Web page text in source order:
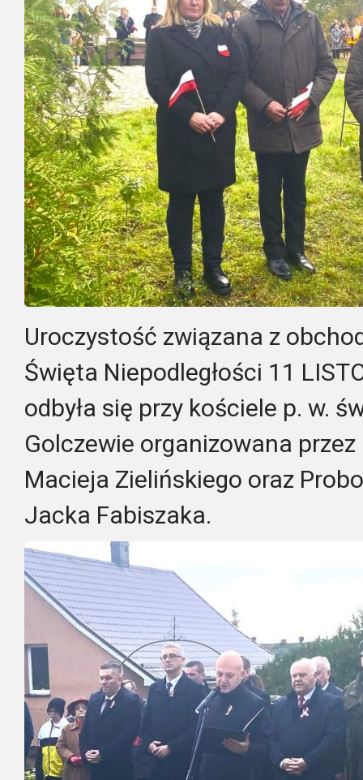
Uroczystość związana z
Święta Niepodległości 11
odbyła się przy kościele p. w.
Golczewie organizowana
Macieja Zielińskiego oraz
Jacka Fabiszaka.